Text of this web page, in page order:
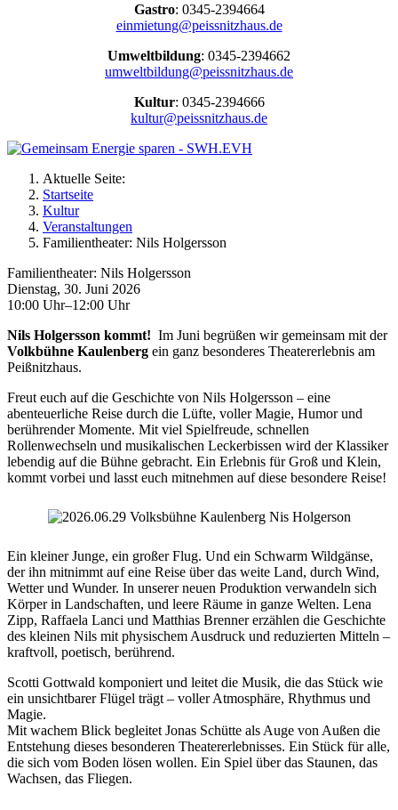
Gastro: 0345-2394664
einmietung@peissnitzhaus.de
Umweltbildung: 0345-2394662
umweltbildung@peissnitzhaus.de
Kultur: 0345-2394666
kultur@peissnitzhaus.de
Aktuelle Seite:
Startseite
Kultur
Veranstaltungen
Familientheater: Nils Holgersson
Familientheater: Nils Holgersson
Dienstag, 30. Juni 2026
10:00 Uhr–12:00 Uhr
Nils Holgersson kommt! Im Juni begrüßen wir gemeinsam mit der
Volkbühne Kaulenberg ein ganz besonderes Theatererlebnis am
Peißnitzhaus.
Freut euch auf die Geschichte von Nils Holgersson – eine
abenteuerliche Reise durch die Lüfte, voller Magie, Humor und
berührender Momente. Mit viel Spielfreude, schnellen
Rollenwechseln und musikalischen Leckerbissen wird der Klassiker
lebendig auf die Bühne gebracht. Ein Erlebnis für Groß und Klein,
kommt vorbei und lasst euch mitnehmen auf diese besondere Reise!
Ein kleiner Junge, ein großer Flug. Und ein Schwarm Wildgänse,
der ihn mitnimmt auf eine Reise über das weite Land, durch Wind,
Wetter und Wunder. In unserer neuen Produktion verwandeln sich
Körper in Landschaften, und leere Räume in ganze Welten. Lena
Zipp, Raffaela Lanci und Matthias Brenner erzählen die Geschichte
des kleinen Nils mit physischem Ausdruck und reduzierten Mitteln –
kraftvoll, poetisch, berührend.
Scotti Gottwald komponiert und leitet die Musik, die das Stück wie
ein unsichtbarer Flügel trägt – voller Atmosphäre, Rhythmus und
Magie.
Mit wachem Blick begleitet Jonas Schütte als Auge von Außen die
Entstehung dieses besonderen Theatererlebnisses. Ein Stück für alle,
die sich vom Boden lösen wollen. Ein Spiel über das Staunen, das
Wachsen, das Fliegen.